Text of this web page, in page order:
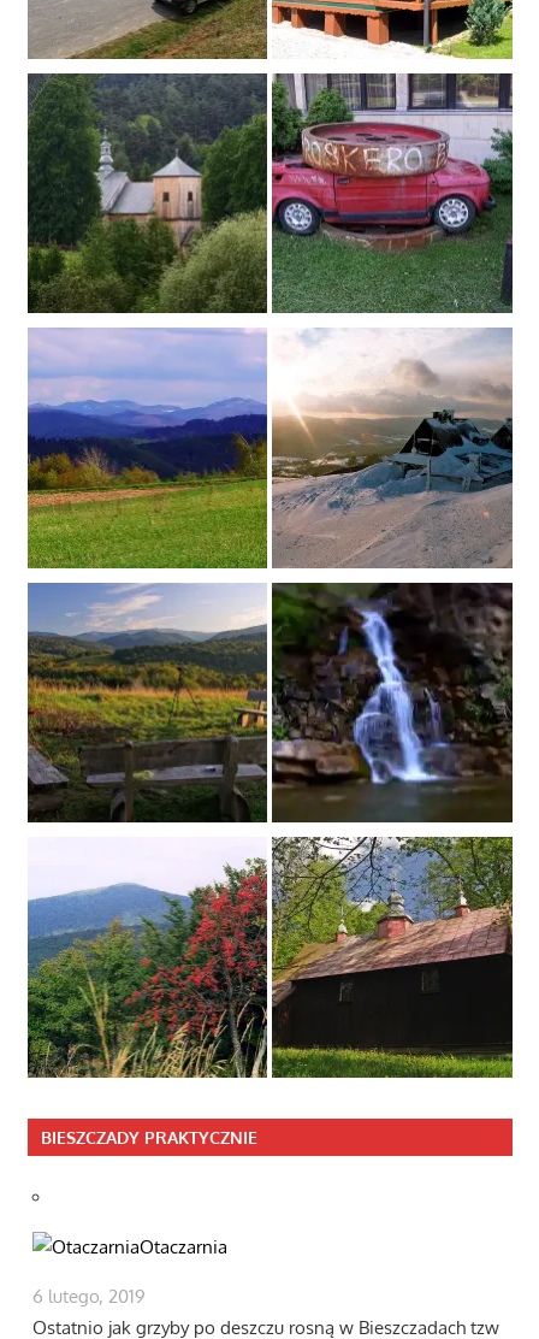
BIESZCZADY PRAKTYCZNIE
Otaczarnia
6 lutego, 2019
Ostatnio jak grzyby po deszczu rosną w Bieszczadach tzw